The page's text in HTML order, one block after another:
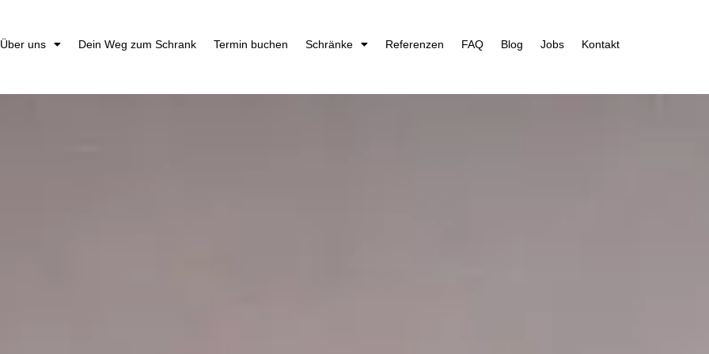
Über uns Dein Weg zum Schrank Termin buchen Schränke Referenzen FAQ Blog Jobs Kontakt